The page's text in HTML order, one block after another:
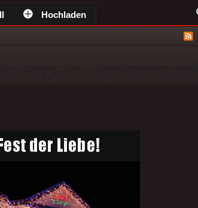
Hochladen